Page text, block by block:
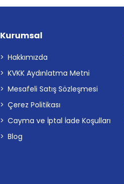
Kurumsal
Hakkımızda
KVKK Aydınlatma Metni
Mesafeli Satış Sözleşmesi
Çerez Politikası
Cayma ve İptal İade Koşulları
Blog